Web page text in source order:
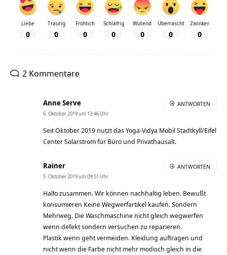
Liebe
0
Traurig
0
Fröhlich
0
Schläfrig
0
Wütend
0
Überrascht
0
Zwinker
0
2 Kommentare
Anne Serve
6. Oktober 2019 um 13:46 Uhr
Seit Oktober 2019 nutzt das Yoga-Vidya Mobil Stadtkyll/Eifel
Center Solarstrom für Büro und Privathausalt.
ANTWORTEN
Rainer
5. Oktober 2019 um 09:51 Uhr
Hallo zusammen. Wir können nachhaltig leben. Bewußt
konsumieren Keine Wegwerfartikel kaufen. Sondern
Mehrweg. Die Waschmaschine nicht gleich wegwerfen
wenn defekt sondern versuchen zu reparieren.
Plastik wenn geht vermeiden. Kleidung auftragen und
nicht wenn die Farbe nicht mehr modisch gleich in die
ANTWORTEN